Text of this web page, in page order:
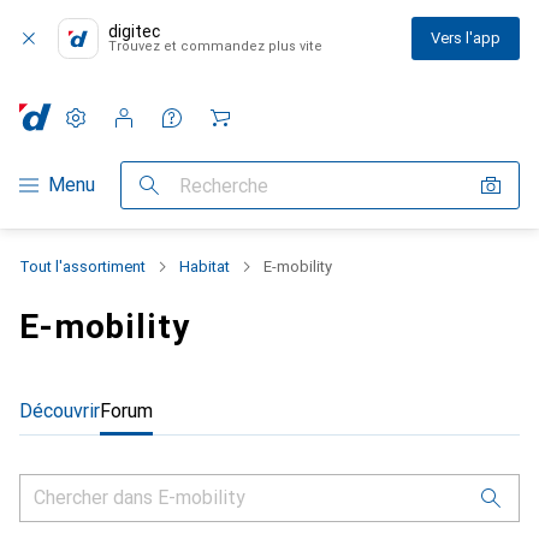
digitec
Trouvez et commandez plus vite Vers l'app
Navigation par catégorie
Menu Recherche
Paramètres
Compte client
Listes de comparaison
Listes d'envies
Panier
Tout l'assortiment Habitat E-mobility
E-mobility
DécouvrirForum